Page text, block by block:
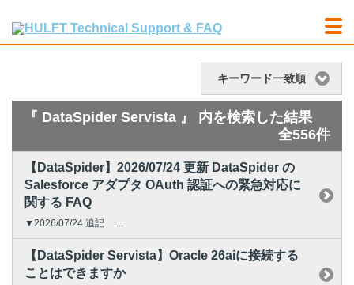
キーワード一致順
『 DataSpider Servista 』 内を検索した結果
全556件
【DataSpider】2026/07/24 更新 DataSpider の
Salesforce アダプタ OAuth 認証への緊急対応に
関する FAQ
▼2026/07/24 追記 ...
【DataSpider Servista】Oracle 26aiに接続する
ことはできますか